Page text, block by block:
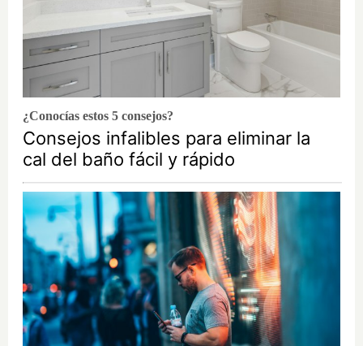
¿Conocías estos 5 consejos?
Consejos infalibles para eliminar la
cal del baño fácil y rápido